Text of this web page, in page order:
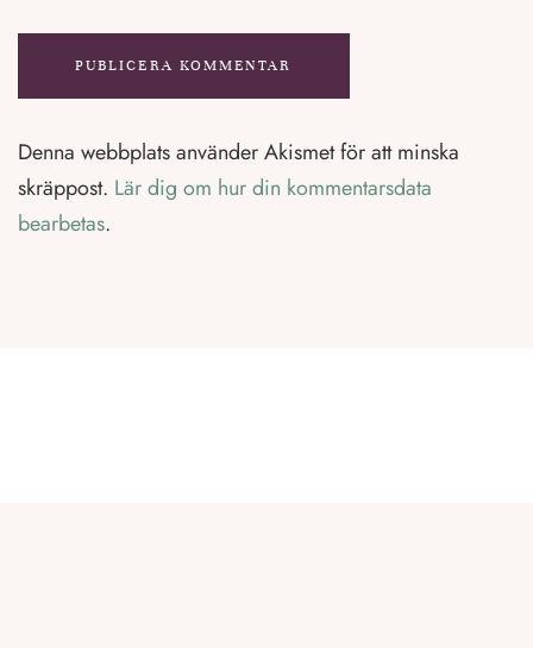
Denna webbplats använder Akismet för att minska
skräppost. Lär dig om hur din kommentarsdata
bearbetas.